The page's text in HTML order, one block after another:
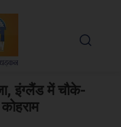
इंग्लैंड में चौके-